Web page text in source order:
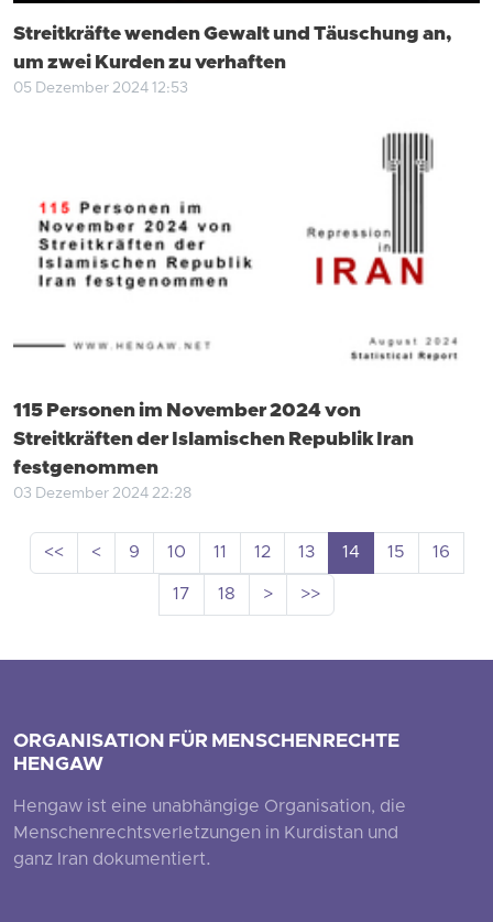
Streitkräfte wenden Gewalt und Täuschung an,
um zwei Kurden zu verhaften
05 Dezember 2024 12:53
115 Personen im November 2024 von
Streitkräften der Islamischen Republik Iran
festgenommen
03 Dezember 2024 22:28
<< < 9 10 11 12 13 14 15
16
17
18 > >>
ORGANISATION FÜR MENSCHENRECHTE
HENGAW
Hengaw ist eine unabhängige Organisation, die
Menschenrechtsverletzungen in Kurdistan und
ganz Iran dokumentiert.